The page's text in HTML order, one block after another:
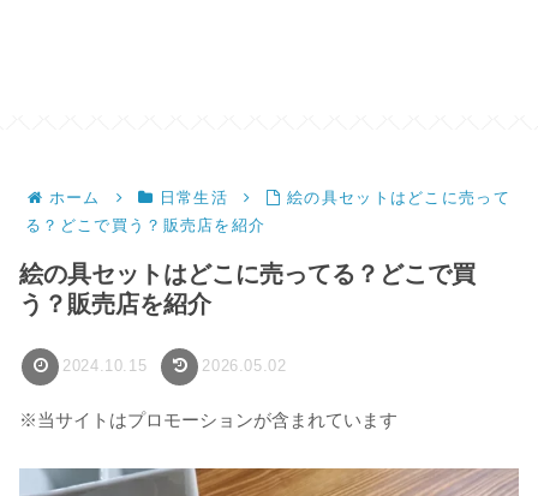
ホーム 日常生活
絵の具セットはどこに売って
る？どこで買う？販売店を紹介
絵の具セットはどこに売ってる？どこで買
う？販売店を紹介
2024.10.15 2026.05.02
※当サイトはプロモーションが含まれています